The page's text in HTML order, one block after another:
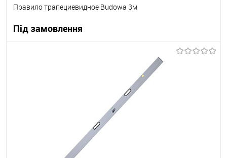
Правило трапециевидное Budowa 3м
Під замовлення
Під замовлення